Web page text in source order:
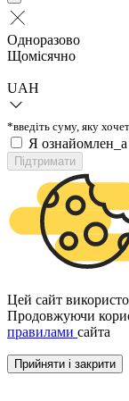
Одноразово
Щомісячно
UAH
*введіть суму, яку
Я ознайомлен_а
Підтримати
Цей сайт
Продовжуючи
правилами сайта
Прийняти і закрити